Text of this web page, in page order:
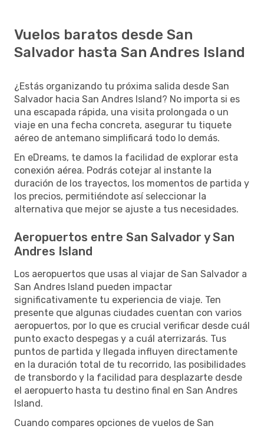
Vuelos baratos desde San
Salvador hasta San Andres Island
¿Estás organizando tu próxima salida desde San
Salvador hacia San Andres Island? No importa si es
una escapada rápida, una visita prolongada o un
viaje en una fecha concreta, asegurar tu tiquete
aéreo de antemano simplificará todo lo demás.
En eDreams, te damos la facilidad de explorar esta
conexión aérea. Podrás cotejar al instante la
duración de los trayectos, los momentos de partida y
los precios, permitiéndote así seleccionar la
alternativa que mejor se ajuste a tus necesidades.
Aeropuertos entre San Salvador y San
Andres Island
Los aeropuertos que usas al viajar de San Salvador a
San Andres Island pueden impactar
significativamente tu experiencia de viaje. Ten
presente que algunas ciudades cuentan con varios
aeropuertos, por lo que es crucial verificar desde cuál
punto exacto despegas y a cuál aterrizarás. Tus
puntos de partida y llegada influyen directamente
en la duración total de tu recorrido, las posibilidades
de transbordo y la facilidad para desplazarte desde
el aeropuerto hasta tu destino final en San Andres
Island.
Cuando compares opciones de vuelos de San